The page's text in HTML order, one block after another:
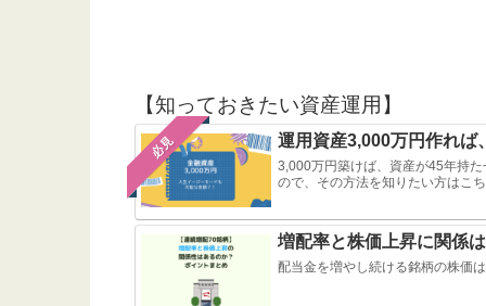
【知っておきたい資産運用】
必見 運用資産3,000万円作れば
3,000万円築けば、資産が45年持
ので、その方法を知りたい方はこ
増配率と株価上昇に関係
配当金を増やし続ける銘柄の株価